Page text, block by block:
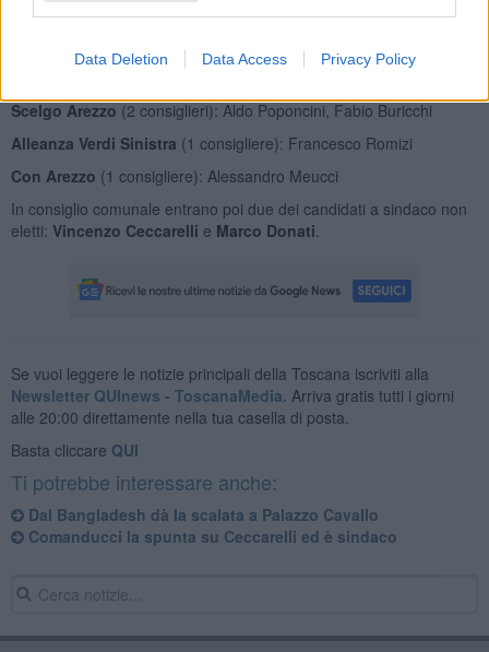
Data Deletion Data Access Privacy Policy
Francesca Arcangioli, Andrea Gallorini, Lucia De Robertis,
Scelgo Arezzo(2 consiglieri): Aldo Poponcini, Fabio Buricchi
Alleanza Verdi Sinistra (1 consigliere): Francesco Romizi
Con Arezzo (1 consigliere): Alessandro Meucci
In consiglio comunale entrano poi due dei candidati a sindaco non
eletti: Vincenzo Ceccarelli e Marco Donati
Se vuoi leggere le notizie principali della Toscana iscriviti alla
Newsletter QUInews - ToscanaMedia. Arriva gratis tutti i giorni
alle 20:00 direttamente nella tua casella di posta.
Basta cliccare QUI
Ti potrebbe interessare anche:
Dal Bangladesh dà la scalata a Palazzo Cavallo
Comanducci la spunta su Ceccarelli ed è sindaco